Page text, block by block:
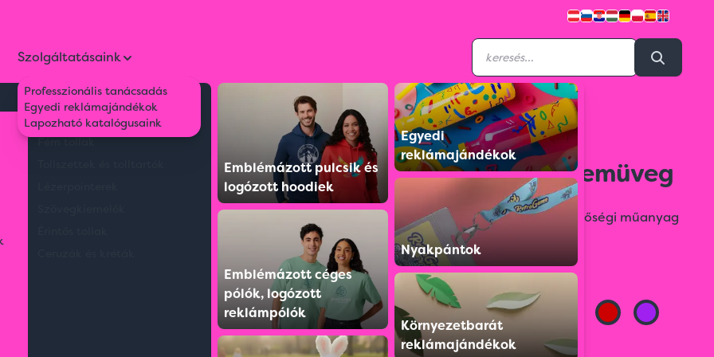
Környezetbarát tollak
Műanyag tollak
Fém tollak
Emblémázott pulcsik és
logózott hoodiek
Emblémázott céges
pólók, logózott
reklámpólók
Egyedi
reklámajándékok
Nyakpántok
Környezetbarát
reklámajándékok
Szolgáltatásaink
Professzionális tanácsadás
Egyedi reklámajándékok
Lapozható katalógusaink
5875806
"Nerd look" napszemüveg
Nerdlook típusú napszemüveg, minőségi műanyag
kerettel, UV400 szűrővel.
Színválaszték: